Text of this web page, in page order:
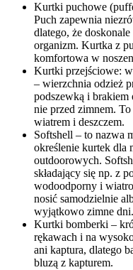
Kurtki puchowe
Puch zapewnia
dlatego, że
organizm. Kurtka z
komfortowa w
Kurtki przejściowe:
– wierzchnia odzież
podszewką i brakiem
nie przed zimnem. To
wiatrem i deszczem.
Softshell – to nazwa
określenie kurtek dla
outdoorowych.
składający się np. z
wodoodporny i
nosić samodzielnie
wyjątkowo zimne dni.
Kurtki bomberki –
rękawach i na
ani kaptura, dlatego
bluzą z kapturem.